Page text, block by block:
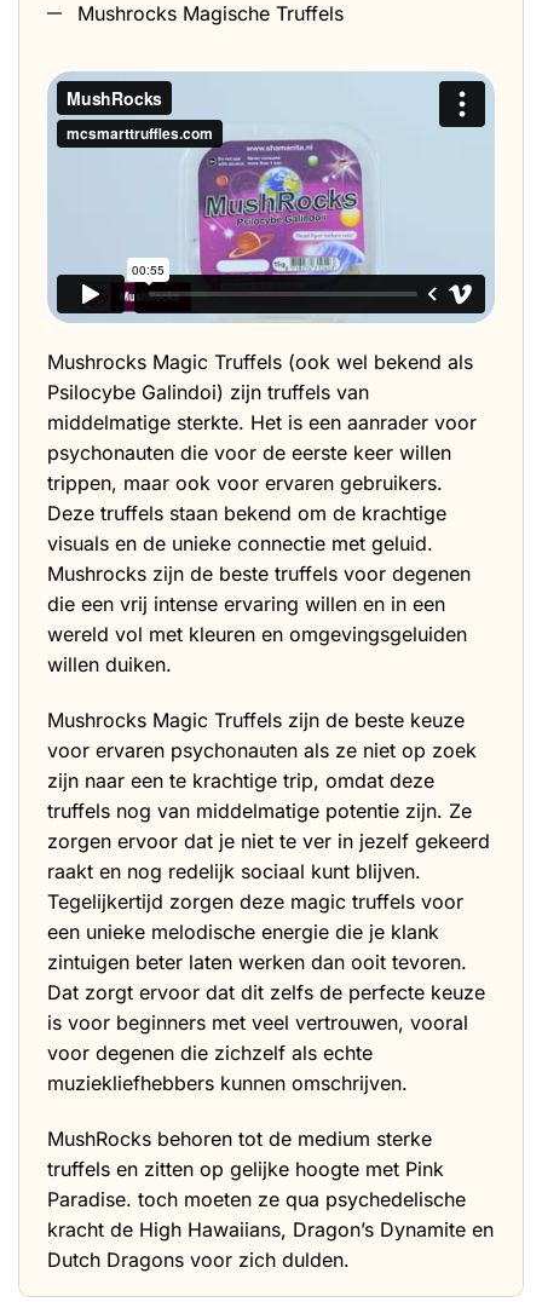
Mushrocks Magische Truffels
Mushrocks Magic Truffels (ook wel bekend als
Psilocybe Galindoi) zijn truffels van
middelmatige sterkte. Het is een aanrader voor
psychonauten die voor de eerste keer willen
trippen, maar ook voor ervaren gebruikers.
Deze truffels staan bekend om de krachtige
visuals en de unieke connectie met geluid.
Mushrocks zijn de beste truffels voor degenen
die een vrij intense ervaring willen en in een
wereld vol met kleuren en omgevingsgeluiden
willen duiken.
Mushrocks Magic Truffels zijn de beste keuze
voor ervaren psychonauten als ze niet op zoek
zijn naar een te krachtige trip, omdat deze
truffels nog van middelmatige potentie zijn. Ze
zorgen ervoor dat je niet te ver in jezelf gekeerd
raakt en nog redelijk sociaal kunt blijven.
Tegelijkertijd zorgen deze magic truffels voor
een unieke melodische energie die je klank
zintuigen beter laten werken dan ooit tevoren.
Dat zorgt ervoor dat dit zelfs de perfecte keuze
is voor beginners met veel vertrouwen, vooral
voor degenen die zichzelf als echte
muziekliefhebbers kunnen omschrijven.
MushRocks behoren tot de medium sterke
truffels en zitten op gelijke hoogte met Pink
Paradise. toch moeten ze qua psychedelische
kracht de High Hawaiians, Dragon’s Dynamite en
Dutch Dragons voor zich dulden.